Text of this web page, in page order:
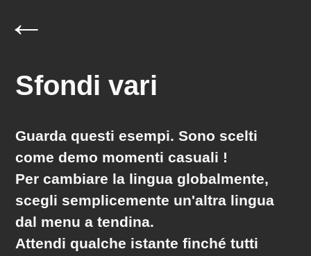
←
Sfondi vari
Guarda questi esempi. Sono scelti
come demo momenti casuali !
Per cambiare la lingua globalmente,
scegli semplicemente un'altra lingua
dal menu a tendina.
Attendi qualche istante finché tutti